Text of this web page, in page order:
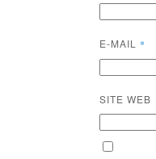
E-MAIL *
SITE WEB